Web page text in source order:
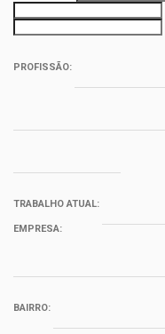
PROFISSÃO:
TRABALHO ATUAL:
EMPRESA:
BAIRRO: